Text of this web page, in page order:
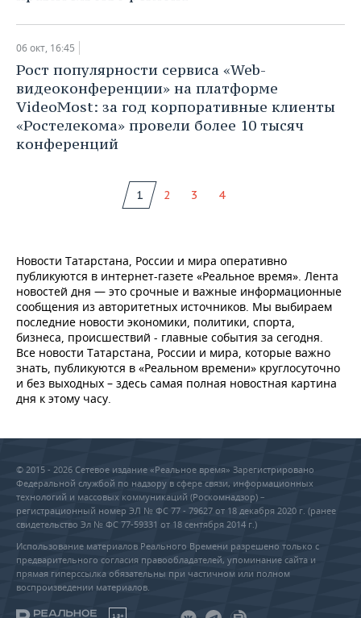
06 окт, 16:45
Рост популярности сервиса «Web-
видеоконференции» на платформе
VideoMost: за год корпоративные клиенты
«Ростелекома» провели более 10 тысяч
конференций
1 2 3 4
Новости Татарстана, России и мира оперативно
публикуются в интернет-газете «Реальное время». Лента
новостей дня — это срочные и важные информационные
сообщения из авторитетных источников. Мы выбираем
последние новости экономики, политики, спорта,
бизнеса, происшествий - главные события за сегодня.
Все новости Татарстана, России и мира, которые важно
знать, публикуются в «Реальном времени» круглосуточно
и без выходных – здесь самая полная новостная картина
дня к этому часу.
© 2015 - 2026 Сетевое издание «Реальное время» Зарегистрировано
Федеральной службой по надзору в сфере связи, информационных
технологий и массовых коммуникаций (Роскомнадзор) –
регистрационный номер ЭЛ № ФС 77 - 79627 от 18 декабря 2020 г. (ранее
свидетельство Эл № ФС 77-59331 от 18 сентября 2014 г.)
Использование материалов Реального Времени разрешено только с
предварительного согласия правообладателей, упоминание сайта и
прямая гиперссылка обязательны при частичном или полном
воспроизведении материалов.
18+